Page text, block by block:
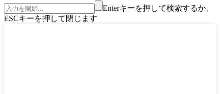
Enterキーを押して検索するか、
ESCキーを押して閉じます